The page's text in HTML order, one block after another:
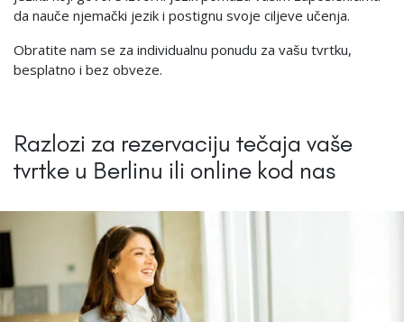
da nauče njemački jezik i postignu svoje ciljeve učenja.
Obratite nam se za individualnu ponudu za vašu tvrtku,
besplatno i bez obveze.
Razlozi za rezervaciju tečaja vaše
tvrtke u Berlinu ili online kod nas